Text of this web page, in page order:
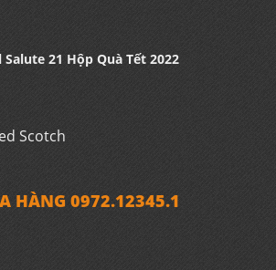
Salute 21 Hộp Quà Tết 2022
Scotch
HÀNG 0972.12345.1